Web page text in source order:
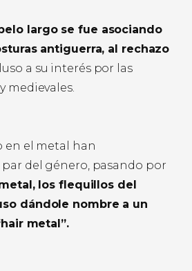
largo se fue asociando
antiguerra, al rechazo
a su interés por las
medievales.
en el metal han
del género, pasando por
los flequillos del
dándole nombre a un
metal”.